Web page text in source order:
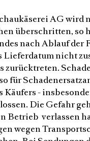
AG wird
überschritten, so
nach Ablauf
Lieferdatum nicht
zurücktreten.
für
Käufers -
Die Gefahr
Betrieb verlassen
wegen